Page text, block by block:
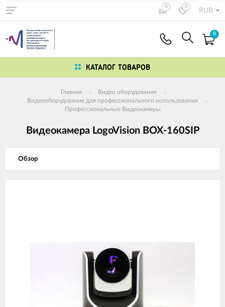
0 0
RUB
0
КАТАЛОГ ТОВАРОВ
Главная
Видео оборудование
Видеооборудование для профессионального использования
Профессиональные Видеокамеры
Видеокамера LogoVision BOX-160SIP
Обзор